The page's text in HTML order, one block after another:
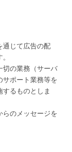
通じて広告の配
切の業務（サーバ
サポート業務等を
るものとしま
らのメッセージを